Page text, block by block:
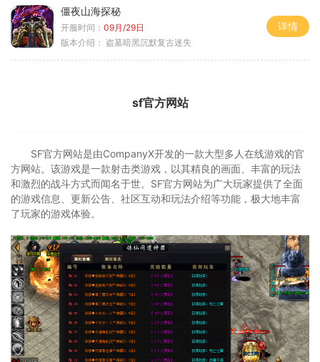
僵夜山海探秘
开服时间： 09月/29日
版本介绍： 盗墓暗黑沉默复古迷失
详情
sf官方网站
SF官方网站是由CompanyX开发的一款大型多人在线游戏的官
方网站。该游戏是一款射击类游戏，以其精良的画面、丰富的玩法
和激烈的战斗方式而闻名于世。SF官方网站为广大玩家提供了全面
的游戏信息、更新公告、社区互动和玩法介绍等功能，极大地丰富
了玩家的游戏体验。